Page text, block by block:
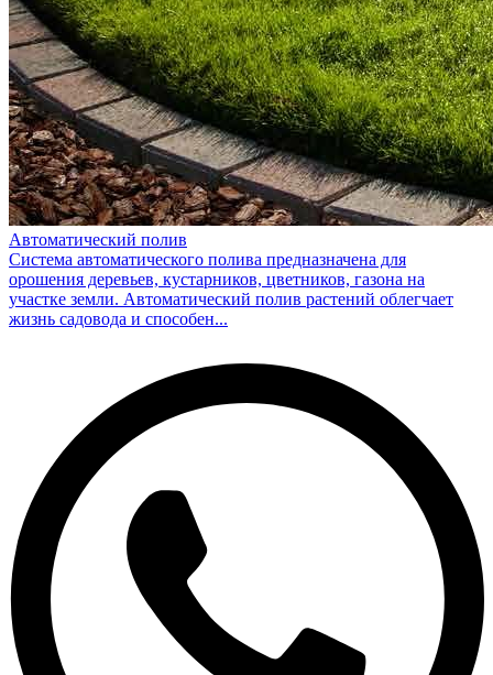
Автоматический полив
Система автоматического полива предназначена для
орошения деревьев, кустарников, цветников, газона на
участке земли. Автоматический полив растений облегчает
жизнь садовода и способен...